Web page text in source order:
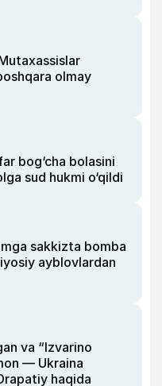
olmay
bog‘cha bolasini
sud hukmi o‘qildi
sakkizta bomba
ayblovlardan
va “Izvarino
— Ukraina
haqida